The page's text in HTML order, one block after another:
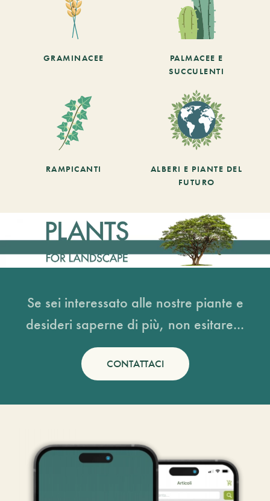
GRAMINACEE
PALMACEE E
SUCCULENTI
RAMPICANTI
ALBERI E PIANTE DEL
FUTURO
Se sei interessato alle nostre piante e
desideri saperne di più, non esitare...
CONTATTACI